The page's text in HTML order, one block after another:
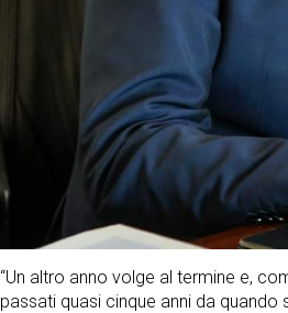
“Un altro anno volge al termine e,
passati quasi cinque anni da